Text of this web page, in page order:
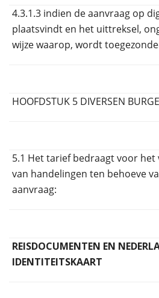
4.3.1.3 indien de aanvraag op
plaatsvindt en het uittreksel,
wijze waarop, wordt
HOOFDSTUK 5 DIVERSEN
5.1 Het tarief bedraagt voor
van handelingen ten behoeve
aanvraag:
REISDOCUMENTEN EN
IDENTITEITSKAART